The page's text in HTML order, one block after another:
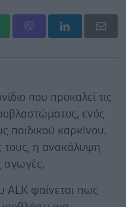
που προκαλεί τις
ενός
παιδικού καρκίνου.
τους, η ανακάλυψη
αγωγές.
ALK φαίνεται πως